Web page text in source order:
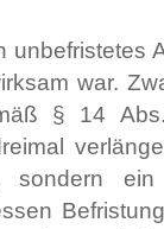
war.
§ 14
sondern ein